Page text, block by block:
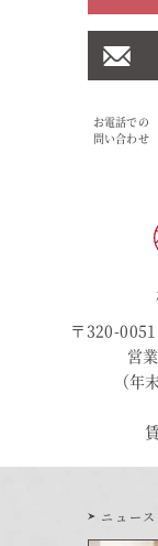
お電話での
問い合わせ
〒320-
営
（年
ニュース